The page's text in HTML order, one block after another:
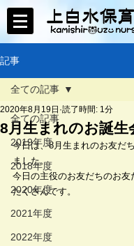
記事
全ての記事
2019年度
2018年度
2020年度
2021年度
2022年度
全ての記事
8月生まれのお誕生
2020年8月19日 読了時間: 1分
今日は、8月生まれのお友だ
ました。
今日の主役のお友だちのお友
たくさんです。